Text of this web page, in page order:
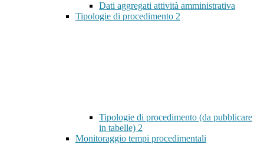
Dati aggregati attività amministrativa
Tipologie di procedimento 2
Tipologie di procedimento (da pubblicare
in tabelle) 2
Monitoraggio tempi procedimentali